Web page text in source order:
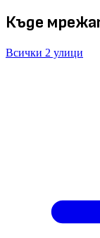
Къде
Всички 2 улици